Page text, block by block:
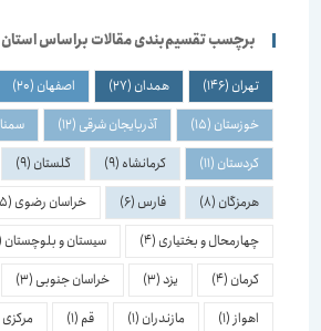
برچسب تقسیم‌بندی مقالات براساس استان
تهران(146) همدان(27) اصفهان(20)
خوزستان(15) آذربایجان شرقی(12) سمنان(12)
کردستان(11) کرمانشاه(9) گلستان(9)
هرمزگان(8) فارس(6) خراسان رضوی(5)
چهارمحال و بختیاری(4) سیستان و بلوچستان(4)
کرمان(4)
(3) خراسان جنوبی(3)
اهواز(1) مازندران(1)
(1) مرکزی(1)